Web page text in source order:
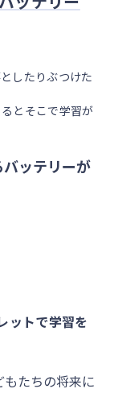
したりぶつけた
とそこで学習が
ッテリーが
ットで学習を
たちの将来に